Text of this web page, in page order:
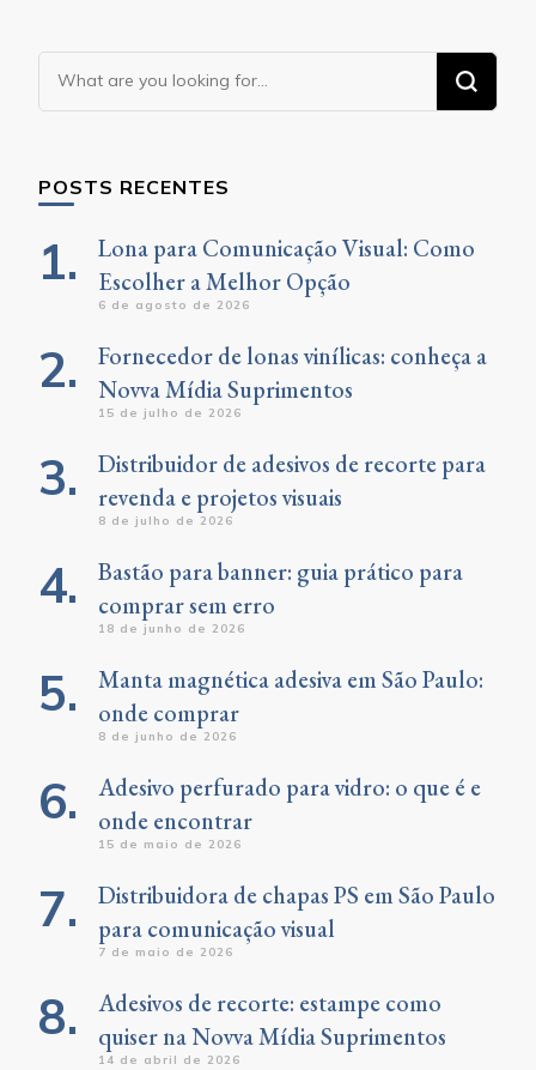
Looking
for
POSTS RECENTES
Lona para Comunicação Visual: Como
Escolher a Melhor Opção
6 de agosto de 2026
Fornecedor de lonas vinílicas: conheça a
Novva Mídia Suprimentos
15 de julho de 2026
Distribuidor de adesivos de recorte para
revenda e projetos visuais
8 de julho de 2026
Bastão para banner: guia prático para
comprar sem erro
18 de junho de 2026
Manta magnética adesiva em São Paulo:
onde comprar
8 de junho de 2026
Adesivo perfurado para vidro: o que é e
onde encontrar
15 de maio de 2026
Distribuidora de chapas PS em São Paulo
para comunicação visual
7 de maio de 2026
Adesivos de recorte: estampe como
quiser na Novva Mídia Suprimentos
14 de abril de 2026